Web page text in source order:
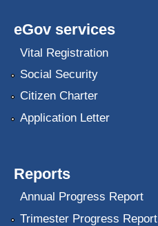
eGov services
Vital Registration
Social Security
Citizen Charter
Application Letter
Reports
Annual Progress Report
Trimester Progress Report